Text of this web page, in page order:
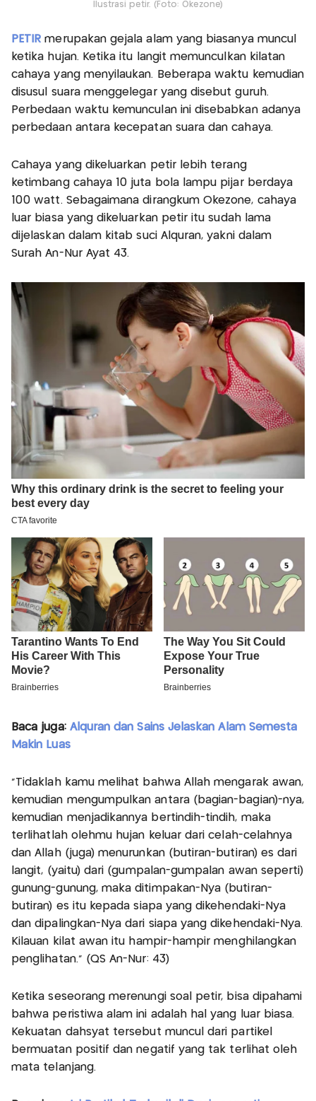
Ilustrasi petir. (Foto: Okezone)
PETIR merupakan gejala alam yang biasanya muncul
ketika hujan. Ketika itu langit memunculkan kilatan
cahaya yang menyilaukan. Beberapa waktu kemudian
disusul suara menggelegar yang disebut guruh.
Perbedaan waktu kemunculan ini disebabkan adanya
perbedaan antara kecepatan suara dan cahaya.
Cahaya yang dikeluarkan petir lebih terang
ketimbang cahaya 10 juta bola lampu pijar berdaya
100 watt. Sebagaimana dirangkum Okezone, cahaya
luar biasa yang dikeluarkan petir itu sudah lama
dijelaskan dalam kitab suci Alquran, yakni dalam
Surah An-Nur Ayat 43.
Baca juga: Alquran dan Sains Jelaskan Alam Semesta
Makin Luas
"Tidaklah kamu melihat bahwa Allah mengarak awan,
kemudian mengumpulkan antara (bagian-bagian)-nya,
kemudian menjadikannya bertindih-tindih, maka
terlihatlah olehmu hujan keluar dari celah-celahnya
dan Allah (juga) menurunkan (butiran-butiran) es dari
langit, (yaitu) dari (gumpalan-gumpalan awan seperti)
gunung-gunung, maka ditimpakan-Nya (butiran-
butiran) es itu kepada siapa yang dikehendaki-Nya
dan dipalingkan-Nya dari siapa yang dikehendaki-Nya.
Kilauan kilat awan itu hampir-hampir menghilangkan
penglihatan." (QS An-Nur: 43)
Ketika seseorang merenungi soal petir, bisa dipahami
bahwa peristiwa alam ini adalah hal yang luar biasa.
Kekuatan dahsyat tersebut muncul dari partikel
bermuatan positif dan negatif yang tak terlihat oleh
mata telanjang.